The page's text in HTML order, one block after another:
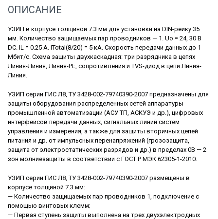
ОПИСАНИЕ
УЗИП в корпусе толщиной 7.3 мм для установки на DIN-рейку 35
мм. Количество защищаемых пар проводников — 1. Uo = 24, 30 В
DC. IL = 0.25 А. ITotal(8/20) = 5 кА. Скорость передачи данных до 1
Мбит/с. Схема защиты двухкаскадная: три разрядника в цепях
Линия-Линия, Линия-РЕ, сопротивления и TVS-диод в цепи Линия-
Линия.
УЗИП серии ГИС Л8, ТУ 3428-002-79740390-2007 предназначены для
защиты оборудования распределенных сетей аппаратуры
промышленной автоматизации (АСУ ТП, АСКУЭ и др.), цифровых
интерфейсов передачи данных, сигнальных линий систем
управления и измерения, а также для защиты вторичных цепей
питания и др. от импульсных перенапряжений (грозозащита,
защита от электростатических разрядов и др.) в пределах 0B — 2
зон молниезащиты в соответствии с ГОСТ Р МЭК 62305-1-2010.
УЗИП серии ГИС Л8, ТУ 3428-002-79740390-2007 размещены в
корпусе толщиной 7.3 мм:
— Количество защищаемых пар проводников 1, подключение с
помощью винтовых клемм;
— Первая ступень защиты выполнена на трех двухэлектродных